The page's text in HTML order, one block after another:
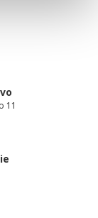
11